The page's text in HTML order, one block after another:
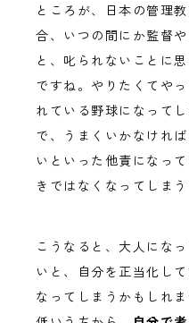
ところが、日本の管理
合、いつの間にか監督
と、叱られないことに
ですね。やりたくてや
れている野球になって
で、うまくいかなけれ
いといった他責になっ
きではなくなってしまう
こうなると、大人にな
いと、自分を正当化し
なってしまうかもしれ